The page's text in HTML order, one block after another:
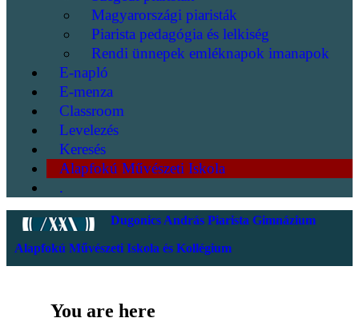
Magyarországi piaristák
Piarista pedagógia és lelkiség
Rendi ünnepek emléknapok imanapok
E-napló
E-menza
Classroom
Levelezés
Keresés
Alapfokú Művészeti Iskola
.
Dugonics András Piarista Gimnázium
Alapfokú Művészeti Iskola és Kollégium
You are here